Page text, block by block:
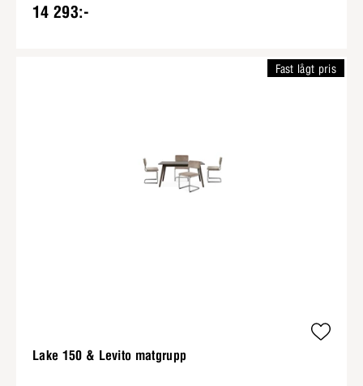
14 293:-
Lake 150 & Levito matgrupp
Fast lågt pris